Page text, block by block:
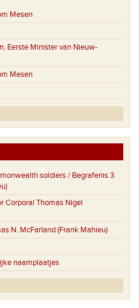
Mesen
Eerste Minister van Nieuw-
Mesen
soldiers / Begrafenis 3
Corporal Thomas Nigel
N. McFarland (Frank Mahieu)
naamplaatjes